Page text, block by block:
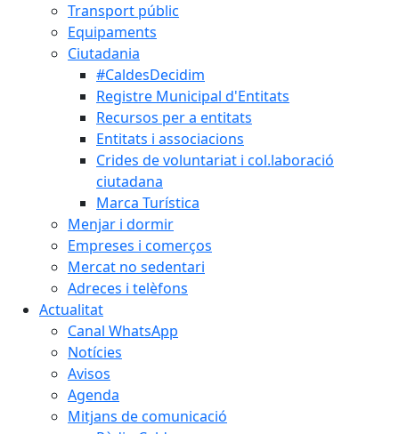
Transport públic
Equipaments
Ciutadania
#CaldesDecidim
Registre Municipal d'Entitats
Recursos per a entitats
Entitats i associacions
Crides de voluntariat i col.laboració
ciutadana
Marca Turística
Menjar i dormir
Empreses i comerços
Mercat no sedentari
Adreces i telèfons
Actualitat
Canal WhatsApp
Notícies
Avisos
Agenda
Mitjans de comunicació